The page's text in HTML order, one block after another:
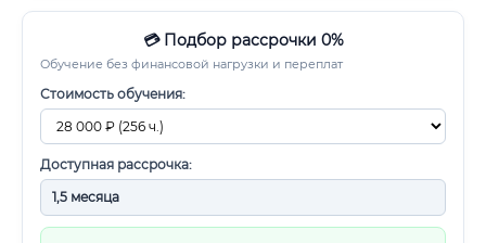
💳 Подбор рассрочки 0%
Обучение без финансовой нагрузки и переплат
Стоимость обучения:
Доступная рассрочка: